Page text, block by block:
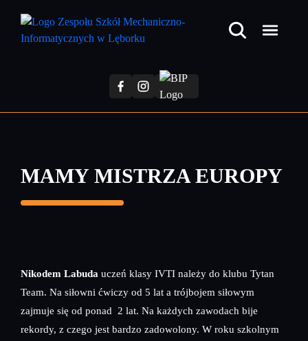
treści
MAMY MISTRZA EUROPY
Nikodem Labuda uczeń klasy IVTI należy do klubu Tytan
Team. Na siłowni ćwiczy od 5 lat a trójbojem siłowym
zajmuje się od ponad 2 lat. Na każdych zawodach bije
rekordy, z czego jest bardzo zadowolony. W roku szkolnym